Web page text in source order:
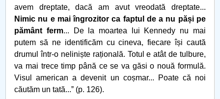
avem dreptate, dacă am avut vreodată dreptate...
Nimic nu e mai îngrozitor ca faptul de a nu păși pe
pământ ferm... De la moartea lui Kennedy nu mai
putem să ne identificăm cu cineva, fiecare își caută
drumul într-o neliniște rațională. Totul e atât de tulbure,
va mai trece timp până ce se va găsi o nouă formulă.
Visul american a devenit un coșmar... Poate că noi
căutăm un tată...ˮ (p. 126).